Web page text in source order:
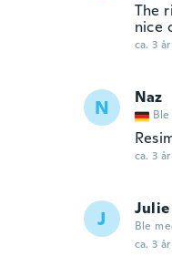
The
nice
ca. 3
N Naz
ca. 3
J Julie
Ble
ca. 3